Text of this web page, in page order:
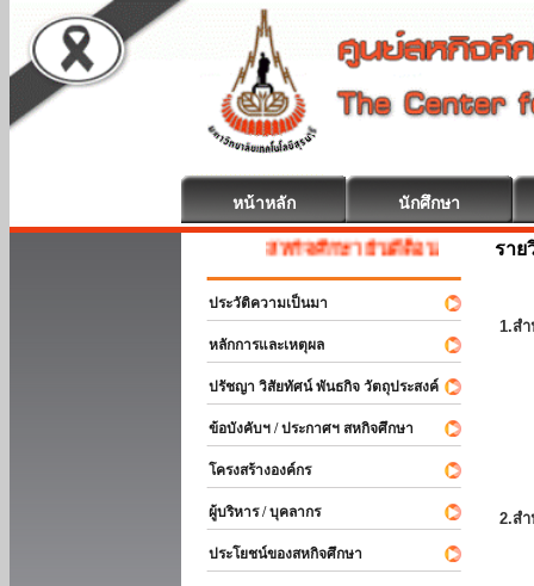
หน้าหลัก นักศึกษา
สหกิจศึกษา ยินดีต้อนรับ
ประวัติความเป็นมา
หลักการและเหตุผล
ปรัชญา วิสัยทัศน์ พันธกิจ วัตถุประสงค์
ข้อบังคับฯ / ประกาศฯ สหกิจศึกษา
โครงสร้างองค์กร
ผู้บริหาร / บุคลากร
ประโยชน์ของสหกิจศึกษา
ราย
1.ส
2.ส